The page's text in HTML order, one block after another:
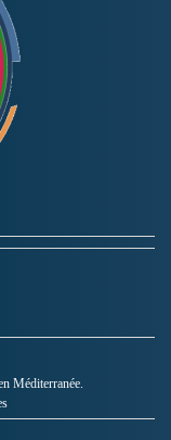
Méditerranée.